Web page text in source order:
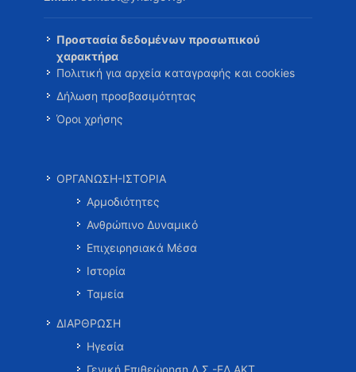
Προστασία δεδομένων προσωπικού
χαρακτήρα
Πολιτική για αρχεία καταγραφής και cookies
Δήλωση προσβασιμότητας
Όροι χρήσης
ΟΡΓΑΝΩΣΗ-ΙΣΤΟΡΙΑ
Αρμοδιότητες
Ανθρώπινο Δυναμικό
Επιχειρησιακά Μέσα
Ιστορία
Ταμεία
ΔΙΑΡΘΡΩΣΗ
Ηγεσία